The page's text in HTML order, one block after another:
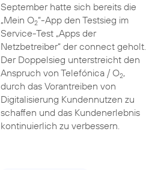
September hatte sich bereits die
„Mein O2“-App den Testsieg im
Service-Test „Apps der
Netzbetreiber“ der connect geholt.
Der Doppelsieg unterstreicht den
Anspruch von Telefónica / O2,
durch das Vorantreiben von
Digitalisierung Kundennutzen zu
schaffen und das Kundenerlebnis
kontinuierlich zu verbessern.